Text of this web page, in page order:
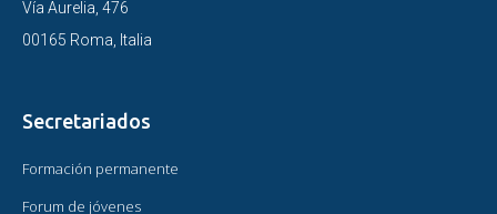
Vía Aurelia, 476
00165 Roma, Italia
Secretariados
Formación permanente
Forum de jóvenes